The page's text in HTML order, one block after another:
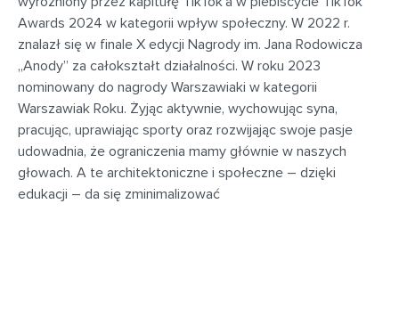
Awards 2024 w kategorii wpływ społeczny. W 2022 r.
znalazł się w finale X edycji Nagrody im. Jana Rodowicza
„Anody” za całokształt działalności. W roku 2023
nominowany do nagrody Warszawiaki w kategorii
Warszawiak Roku. Żyjąc aktywnie, wychowując syna,
pracując, uprawiając sporty oraz rozwijając swoje pasje
udowadnia, że ograniczenia mamy głównie w naszych
głowach. A te architektoniczne i społeczne – dzięki
edukacji – da się zminimalizować